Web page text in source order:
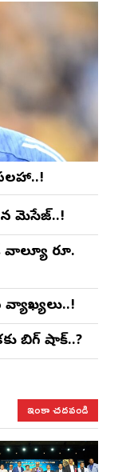
మెసేజ్..!
వాల్యూ రూ.
బిగ్ షాక్..?
ఇంకా చదవండి